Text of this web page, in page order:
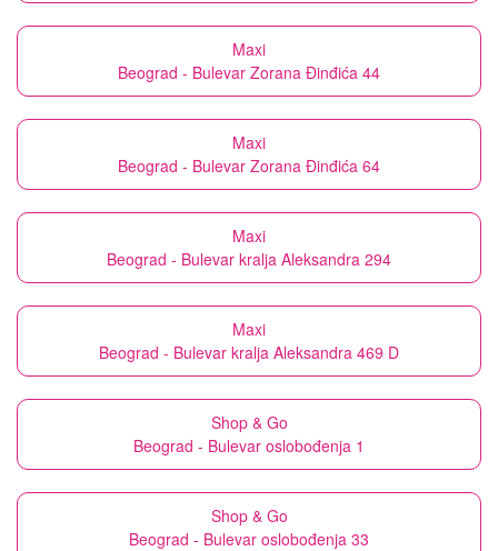
Maxi
Beograd - Bulevar Zorana Đinđića 44
Maxi
Beograd - Bulevar Zorana Đinđića 64
Maxi
Beograd - Bulevar kralja Aleksandra 294
Maxi
Beograd - Bulevar kralja Aleksandra 469 D
Shop & Go
Beograd - Bulevar oslobođenja 1
Shop & Go
Beograd - Bulevar oslobođenja 33